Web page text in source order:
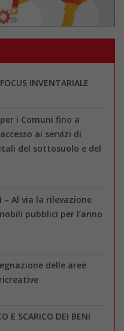
INVENTARIALE
i Comuni fino a
ai servizi di
del sottosuolo e del
Al via la rilevazione
pubblici per l’anno
delle aree
E SCARICO DEI BENI